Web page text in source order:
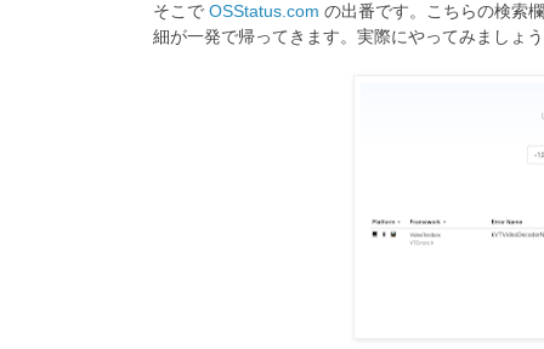
そこで OSStatus.com の出番です。こちらの検索
細が一発で帰ってきます。実際にやってみましょ